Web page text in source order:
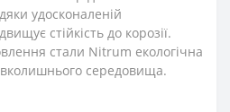
удосконаленій
стійкість до корозії.
стали Nitrum екологічна
середовища.